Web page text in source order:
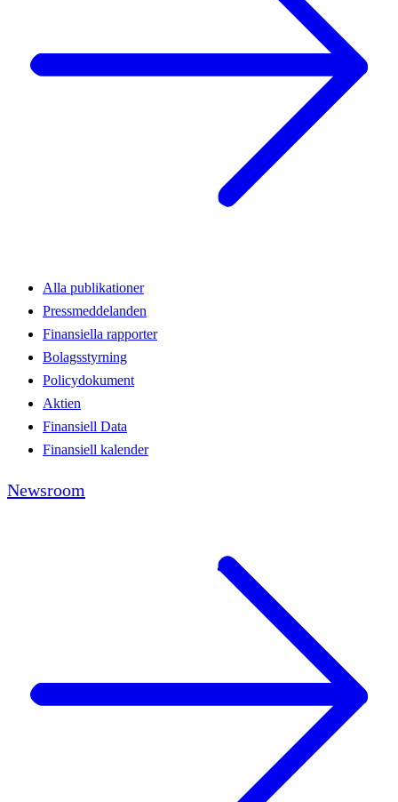
Alla publikationer
Pressmeddelanden
Finansiella rapporter
Bolagsstyrning
Policydokument
Aktien
Finansiell Data
Finansiell kalender
Newsroom